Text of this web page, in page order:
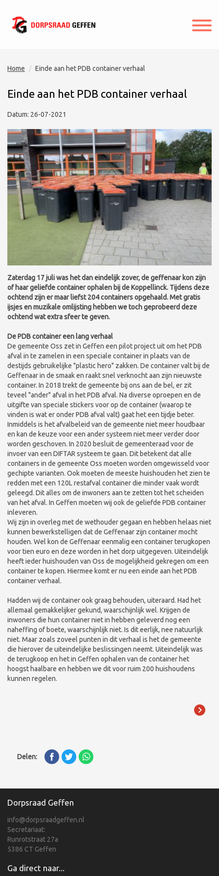
Home Einde aan het PDB container verhaal
Einde aan het PDB container verhaal
Datum: 26-07-2021
Zaterdag 17 juli was het dan eindelijk zover, de geffenaar kon zijn
of haar geliefde container ophalen bij de Koppellinck. Tijdens deze
ochtend zijn er maar liefst 204 containers opgehaald. Met gratis
ijsjes en muzikale omlijsting hebben we toch geprobeerd deze
ochtend wat extra sfeer te geven.
De PDB container een lang verhaal
De gemeente Oss zet in Geffen een pilot project uit om het PDB
afval in te zamelen in een speciale container in plaats van de
destijds gebruikelijke "plastic hero" zakken. De container valt bij de
Geffenaar in de smaak en raakt snel verknocht aan zijn nieuwste
container. In 2018 trekt de gemeente bij ons aan de bel, er zit
teveel "ander" afval in het PDB afval. Na diverse oproepen en de
uitgifte van speciale stickers voor op de container (waarop te
vinden is wat er onder PDB afval valt) gaat het een tijdje beter.
Inmiddels is het afvalbeleid van de gemeente niet meer houdbaar
en kan de keuze voor een ander systeem niet meer verder door
worden geschoven. In 2020 besluit de gemeenteraad voor de
invoer van een DIFTAR systeem te gaan. Dit betekent dat alle
containers in de gemeente Oss moeten worden omgewisseld voor
gechipte varianten. Ook moeten de meeste huishouden het zien te
redden met een 120L restafval container die minder vaak wordt
geleegd. Dit alles om de inwoners aan te zetten tot het scheiden
van het afval. In Geffen moeten wij ook de geliefde PDB container
inleveren.
Wij zijn in overleg met de wethouder gegaan en hebben helaas niet
kunnen bewerkstelligen dat de Geffenaar zijn container mocht
houden. Wel kon de Geffenaar eenmalig een container terugkopen
voor tien euro en deze worden in het dorp uitgegeven. Uiteindelijk
heeft ieder huishouden van Oss de mogelijkheid gekregen om een
container te kopen. Hiermee komt er nu een einde aan het PDB
container verhaal.
Hadden wij de container ook graag behouden, uiteraard. Had het
allemaal gemakkelijker gekund, waarschijnlijk wel. Krijgen de
inwoners die hun container niet in hebben geleverd nog een
naheffing of boete, waarschijnlijk niet. Is dit eerlijk, nee natuurlijk
niet. Maar zoals zoveel punten in dit verhaal is het de gemeente
die hierover de uiteindelijke beslissingen neemt. Uiteindelijk was
de terugkoop en het in Geffen ophalen van de container het
hoogst haalbare en hebben we dit voor ruim 200 huishoudens
kunnen regelen.
Delen:
Dorpsraad Geffen
info@dorpsraadgeffen.nl
Secretariaat:
Runrotstraat 27a
5386 CT Geffen
Ga direct naar...